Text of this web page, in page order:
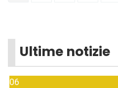
Ultime notizie
06